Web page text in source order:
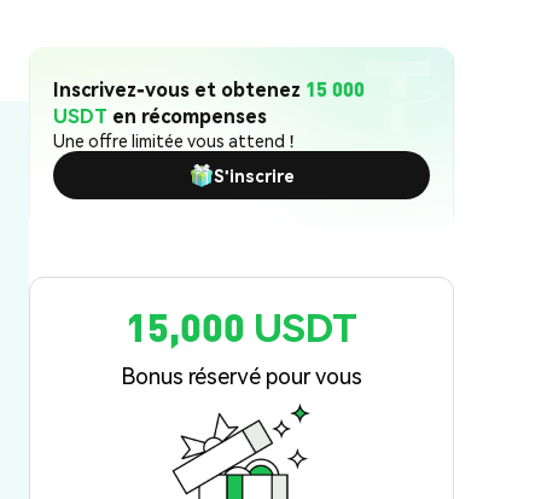
Inscrivez-vous et obtenez 15 000
USDT en récompenses
Une offre limitée vous attend !
S'inscrire
15,000 USDT
Bonus réservé pour vous